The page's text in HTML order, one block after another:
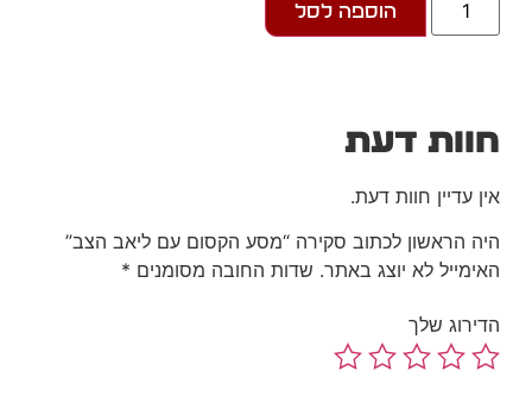
הוספה לסל
דעת
עדיין חוות דעת.
הראשון לכתוב סקירה “מסע הקסום עם ליאב הצב”
לא יוצג באתר. שדות החובה מסומנים*
שלך